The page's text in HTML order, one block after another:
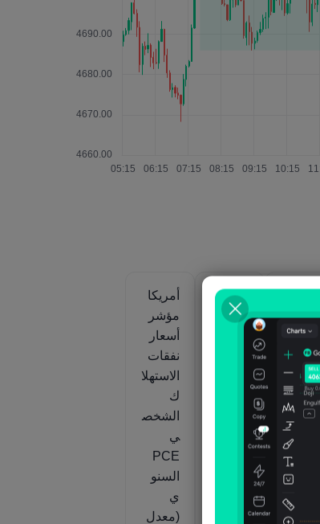
مؤشر
أسعار
نفقات
الاستهلا
ك
الشخص
PCE
الأولي
أمريكا
مؤشر
ي
أمريكا
مؤشر
أسعار
نفقات
الاستهلا
ك
الشخص
ي
PCE
السنو
ي
(معدل